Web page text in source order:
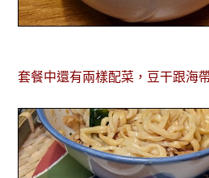
套餐中還有兩樣配菜，豆干跟海